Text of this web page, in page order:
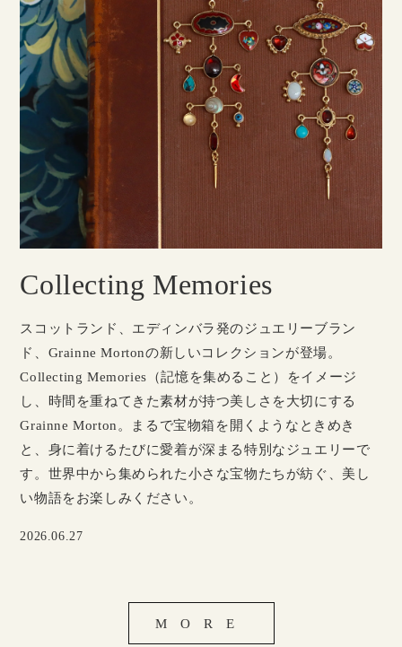
Collecting Memories
スコットランド、エディンバラ発のジュエリーブラン
ド、Grainne Mortonの新しいコレクションが登場。
Collecting Memories（記憶を集めること）をイメージ
し、時間を重ねてきた素材が持つ美しさを大切にする
Grainne Morton。まるで宝物箱を開くようなときめき
と、身に着けるたびに愛着が深まる特別なジュエリーで
す。世界中から集められた小さな宝物たちが紡ぐ、美し
い物語をお楽しみください。
2026.06.27
MORE